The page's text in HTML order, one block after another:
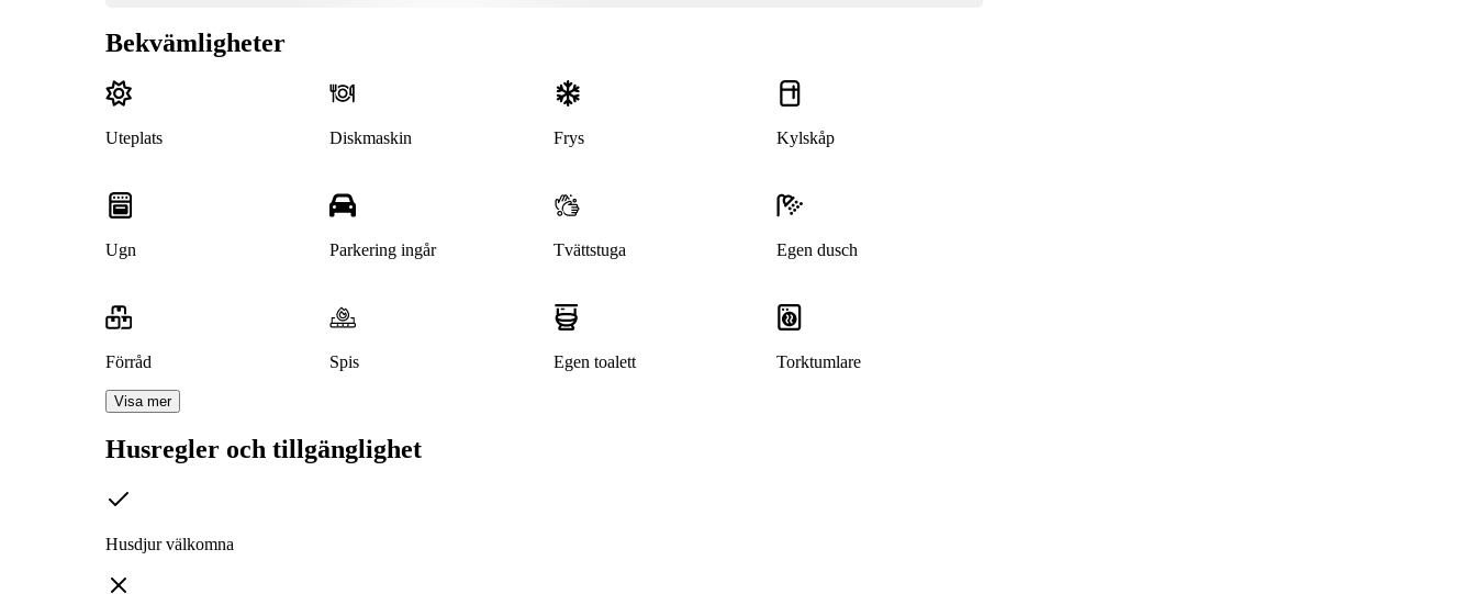
Bekvämligheter
Uteplats Diskmaskin Frys Kylskåp
Ugn Parkering ingår Tvättstuga Egen dusch
Förråd Spis Egen toalett Torktumlare
Visa mer
Husregler och tillgänglighet
Husdjur välkomna